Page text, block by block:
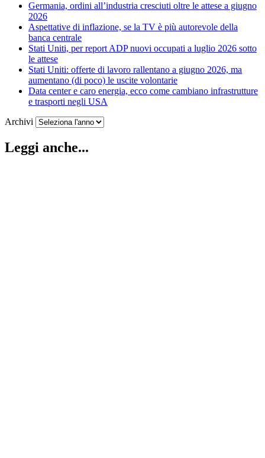
Germania, ordini all’industria cresciuti oltre le attese a giugno
2026
Aspettative di inflazione, se la TV è più autorevole della
banca centrale
Stati Uniti, per report ADP nuovi occupati a luglio 2026 sotto
le attese
Stati Uniti: offerte di lavoro rallentano a giugno 2026, ma
aumentano (di poco) le uscite volontarie
Data center e caro energia, ecco come cambiano infrastrutture
e trasporti negli USA
Archivi
Leggi anche...